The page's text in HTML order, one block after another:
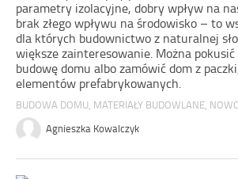
parametry izolacyjne, dobry wpływ na
brak złego wpływu na środowisko – to
dla których budownictwo z naturalnej
większe zainteresowanie. Można
budowę domu albo zamówić dom z
elementów prefabrykowanych.
BUDOWA DOMU, MATERIAŁY BUDOWLANE,
Agnieszka Kowalczyk